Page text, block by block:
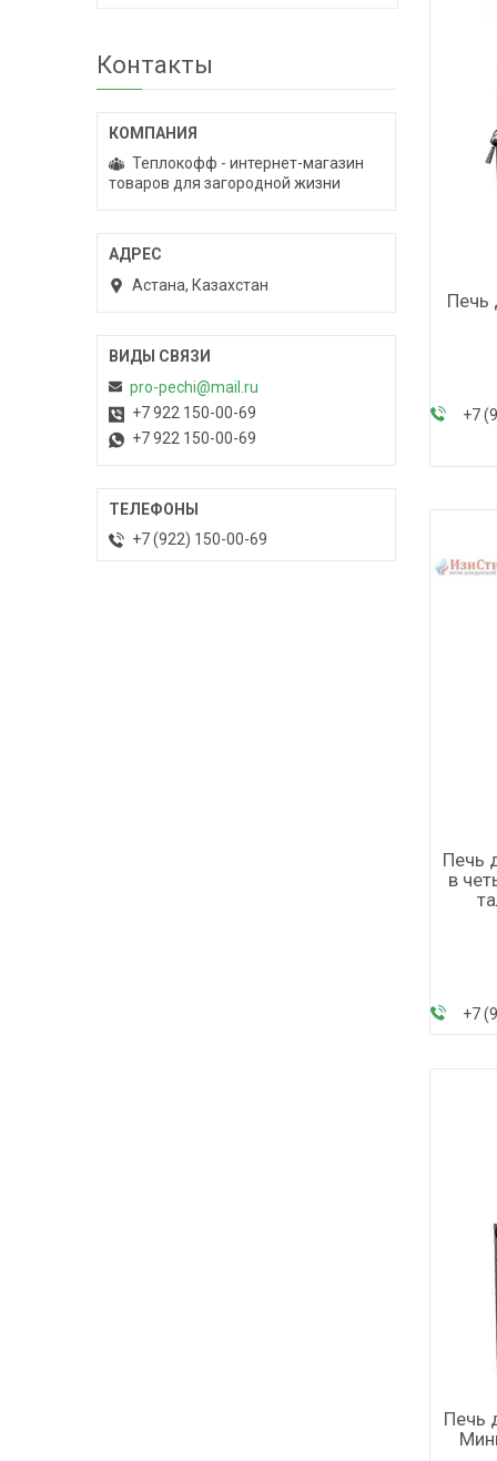
Печь
+7
Печь
в
+7
Печь
Контакты
Теплокофф - интернет-магазин
товаров для загородной жизни
Астана, Казахстан
pro-pechi@mail.ru
+7 922 150-00-69
+7 922 150-00-69
+7 (922) 150-00-69